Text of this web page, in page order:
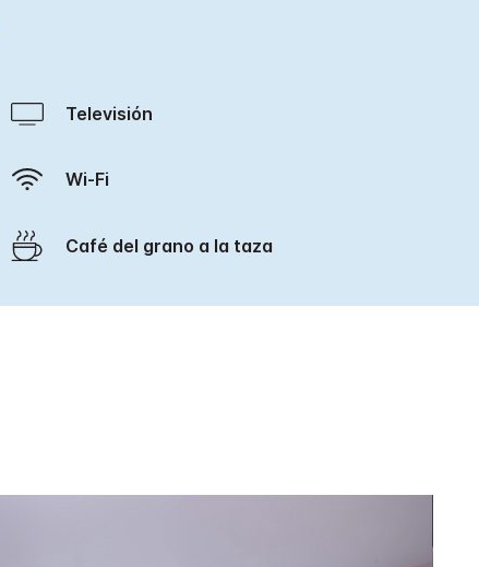
Televisión
Wi-Fi
Café del grano a la taza